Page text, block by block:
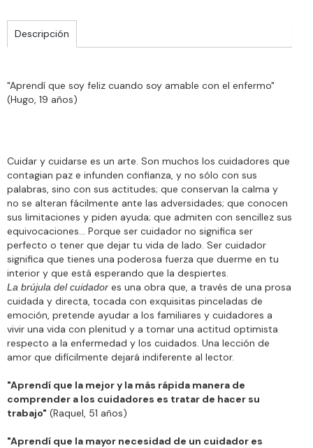
Descripción
"Aprendí que soy feliz cuando soy amable con el enfermo"
(Hugo, 19 años)
Cuidar y cuidarse es un arte. Son muchos los cuidadores que
contagian paz e infunden confianza, y no sólo con sus
palabras, sino con sus actitudes; que conservan la calma y
no se alteran fácilmente ante las adversidades; que conocen
sus limitaciones y piden ayuda; que admiten con sencillez sus
equivocaciones... Porque ser cuidador no significa ser
perfecto o tener que dejar tu vida de lado. Ser cuidador
significa que tienes una poderosa fuerza que duerme en tu
interior y que está esperando que la despiertes.
La brújula del cuidador es una obra que, a través de una prosa
cuidada y directa, tocada con exquisitas pinceladas de
emoción, pretende ayudar a los familiares y cuidadores a
vivir una vida con plenitud y a tomar una actitud optimista
respecto a la enfermedad y los cuidados. Una lección de
amor que difícilmente dejará indiferente al lector.
"Aprendí que la mejor y la más rápida manera de
comprender a los cuidadores es tratar de hacer su
trabajo" (Raquel, 51 años)
"Aprendí que la mayor necesidad de un cuidador es